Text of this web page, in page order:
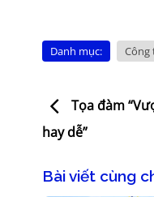
Danh mục: Công
Tọa đàm
hay dễ”
Bài viết cùng